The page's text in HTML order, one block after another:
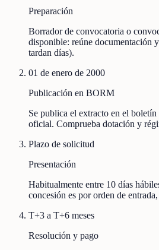
Preparación
Borrador de convocatoria o
disponible: reúne documentación
tardan días).
01 de enero de 2000
Publicación en BORM
Se publica el extracto en el
oficial. Comprueba dotación y
Plazo de solicitud
Presentación
Habitualmente entre 10 días
concesión es por orden de
T+3 a T+6 meses
Resolución y pago